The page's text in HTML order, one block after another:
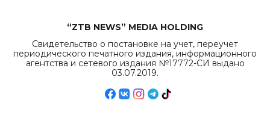
“ZTB NEWS” MEDIA HOLDING
Свидетельство о постановке на учет, переучет
периодического печатного издания, информационного
агентства и сетевого издания №17772-СИ выдано
03.07.2019.